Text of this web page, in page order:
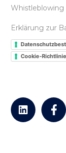
Whistleblowing
Erklärung zur
Cookie-Richtlinie